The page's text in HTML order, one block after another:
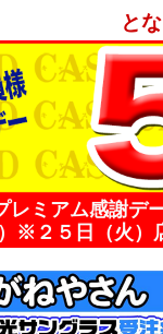
と
レミアム感謝
）※２５日（火